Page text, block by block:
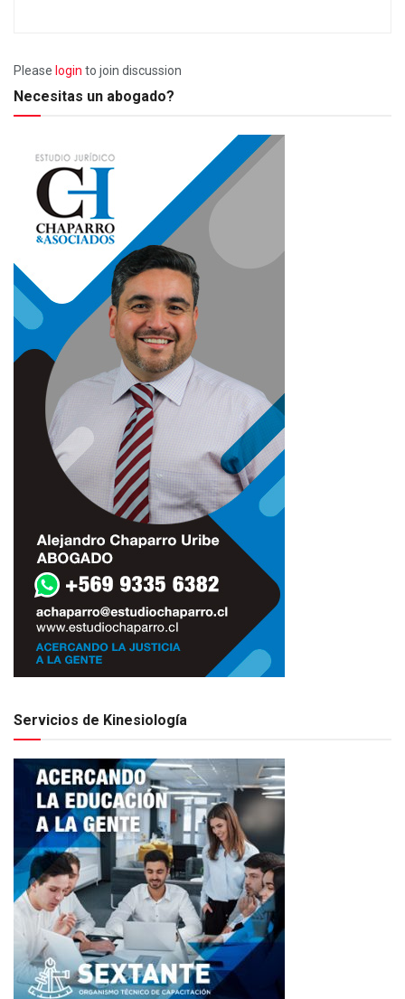
Please login to join discussion
Necesitas un abogado?
Servicios de Kinesiología